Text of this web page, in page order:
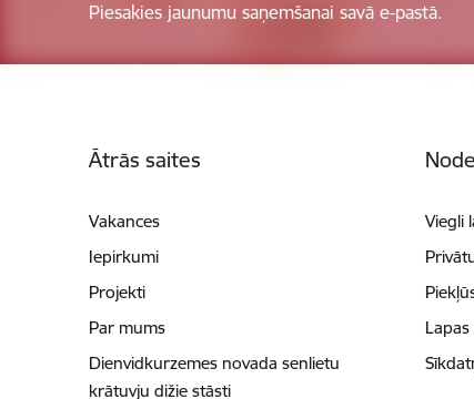
Piesakies jaunumu saņemšanai savā e-pastā.
Ātrās saites
Vakances
Iepirkumi
Projekti
Par mums
Dienvidkurzemes novada senlietu
krātuvju dižie stāsti
Viegli